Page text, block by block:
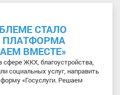
СТАЛО
ПЛАТФОРМА
ВМЕСТЕ»
ЖКХ, благоустройства,
социальных услуг, направить
«Госуслуги. Решаем